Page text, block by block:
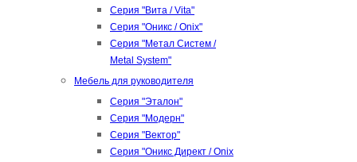
Серия "Вита / Vita"
Серия "Оникс / Onix"
Серия "Метал Систем /
Metal System"
Мебель для руководителя
Серия "Эталон"
Серия "Модерн"
Серия "Вектор"
Серия "Оникс Директ / Onix